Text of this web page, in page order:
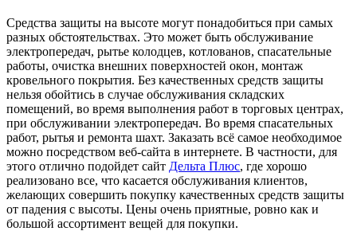
Средства защиты на высоте могут понадобиться при самых
разных обстоятельствах. Это может быть обслуживание
электропередач, рытье колодцев, котлованов, спасательные
работы, очистка внешних поверхностей окон, монтаж
кровельного покрытия. Без качественных средств защиты
нельзя обойтись в случае обслуживания складских
помещений, во время выполнения работ в торговых центрах,
при обслуживании электропередач. Во время спасательных
работ, рытья и ремонта шахт. Заказать всё самое необходимое
можно посредством веб-сайта в интернете. В частности, для
этого отлично подойдет сайт Дельта Плюс, где хорошо
реализовано все, что касается обслуживания клиентов,
желающих совершить покупку качественных средств защиты
от падения с высоты. Цены очень приятные, ровно как и
большой ассортимент вещей для покупки.